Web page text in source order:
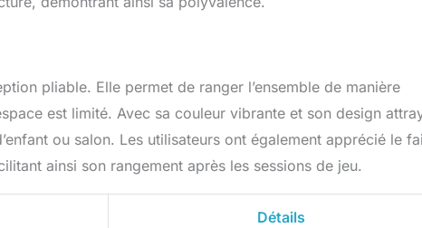
pliable. Elle permet de ranger l’ensemble de manière
est limité. Avec sa couleur vibrante et son design
ou salon. Les utilisateurs ont également apprécié le
ainsi son rangement après les sessions de jeu.
Détails